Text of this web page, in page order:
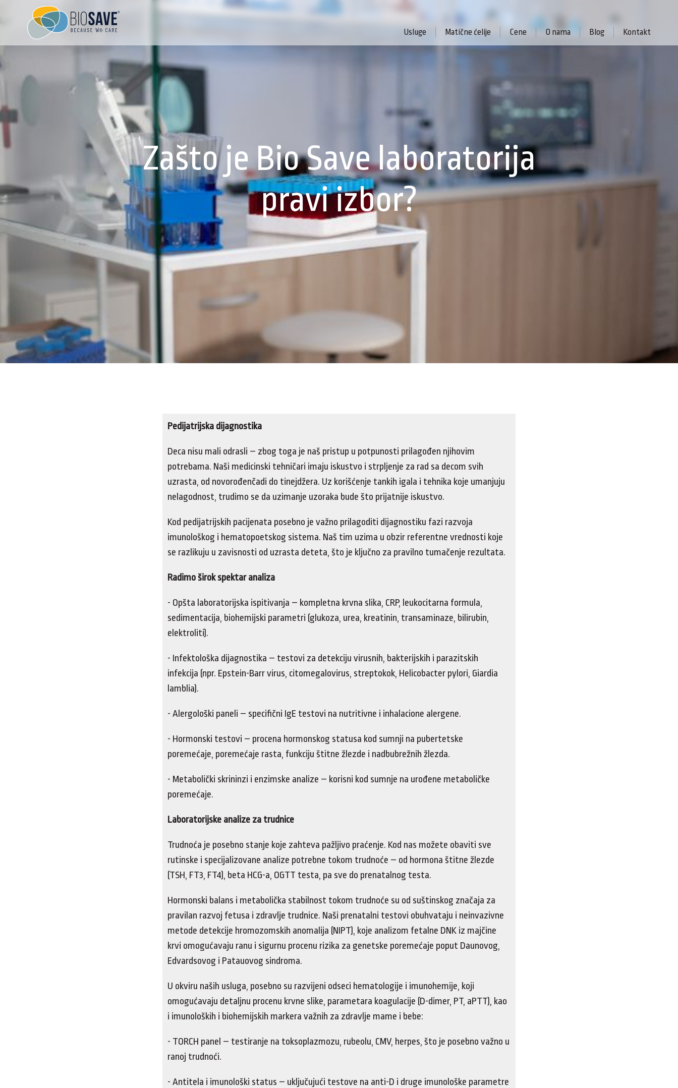
Usluge Matične ćelije Cene O nama Blog Kontakt
Zašto je Bio Save laboratorija
pravi izbor?
Pedijatrijska dijagnostika
Deca nisu mali odrasli – zbog toga je naš pristup u potpunosti prilagođen njihovim
potrebama. Naši medicinski tehničari imaju iskustvo i strpljenje za rad sa decom svih
uzrasta, od novorođenčadi do tinejdžera. Uz korišćenje tankih igala i tehnika koje umanjuju
nelagodnost, trudimo se da uzimanje uzoraka bude što prijatnije iskustvo.
Kod pedijatrijskih pacijenata posebno je važno prilagoditi dijagnostiku fazi razvoja
imunološkog i hematopoetskog sistema. Naš tim uzima u obzir referentne vrednosti koje
se razlikuju u zavisnosti od uzrasta deteta, što je ključno za pravilno tumačenje rezultata.
Radimo širok spektar analiza
- Opšta laboratorijska ispitivanja – kompletna krvna slika, CRP, leukocitarna formula,
sedimentacija, biohemijski parametri (glukoza, urea, kreatinin, transaminaze, bilirubin,
elektroliti).
- Infektološka dijagnostika – testovi za detekciju virusnih, bakterijskih i parazitskih
infekcija (npr. Epstein-Barr virus, citomegalovirus, streptokok, Helicobacter pylori, Giardia
lamblia).
- Alergološki paneli – specifični IgE testovi na nutritivne i inhalacione alergene.
- Hormonski testovi – procena hormonskog statusa kod sumnji na pubertetske
poremećaje, poremećaje rasta, funkciju štitne žlezde i nadbubrežnih žlezda.
- Metabolički skrininzi i enzimske analize – korisni kod sumnje na urođene metaboličke
poremećaje.
Laboratorijske analize za trudnice
Trudnoća je posebno stanje koje zahteva pažljivo praćenje. Kod nas možete obaviti sve
rutinske i specijalizovane analize potrebne tokom trudnoće – od hormona štitne žlezde
(TSH, FT3, FT4), beta HCG-a, OGTT testa, pa sve do prenatalnog testa.
Hormonski balans i metabolička stabilnost tokom trudnoće su od suštinskog značaja za
pravilan razvoj fetusa i zdravlje trudnice. Naši prenatalni testovi obuhvataju i neinvazivne
metode detekcije hromozomskih anomalija (NIPT), koje analizom fetalne DNK iz majčine
krvi omogućavaju ranu i sigurnu procenu rizika za genetske poremećaje poput Daunovog,
Edvardsovog i Patauovog sindroma.
U okviru naših usluga, posebno su razvijeni odseci hematologije i imunohemije, koji
omogućavaju detaljnu procenu krvne slike, parametara koagulacije (D-dimer, PT, aPTT), kao
i imunoloških i biohemijskih markera važnih za zdravlje mame i bebe:
- TORCH panel – testiranje na toksoplazmozu, rubeolu, CMV, herpes, što je posebno važno u
ranoj trudnoći.
- Antitela i imunološki status – uključujući testove na anti-D i druge imunološke parametre